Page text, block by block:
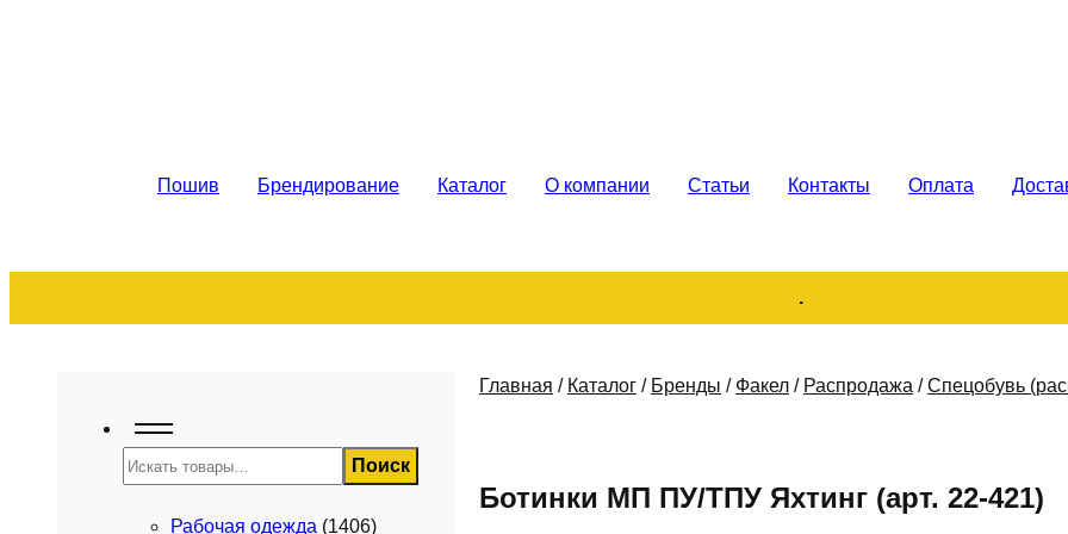
Пошив Брендирование Каталог О компании Статьи Контакты Оплата
.
Главная / Каталог / Бренды / Факел / Распродажа /Спецобувь
Ботинки МП ПУ/ТПУ Яхтинг (арт. 22-421)
Поиск Поиск
Рабочая одежда (1406)